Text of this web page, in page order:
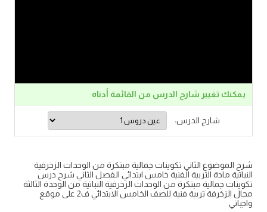
يمكنك تغيير شارح الدرس من القائمة أدناه
شارح الدرس:
شرح الموضوع الثاني تكوينات جمالية مبتكرة من الوحدات الزخرفية
النباتية مادة التربية الفنية خامس ابتدائي الفصل الثاني شرح درس
تكوينات جمالية مبتكرة من الوحدات الزخرفية النباتية من الوحدة الثالثة
مجال الزخرفة تربية فنية للصف الخامس الابتدائي ف2 على موقع
واجباتي